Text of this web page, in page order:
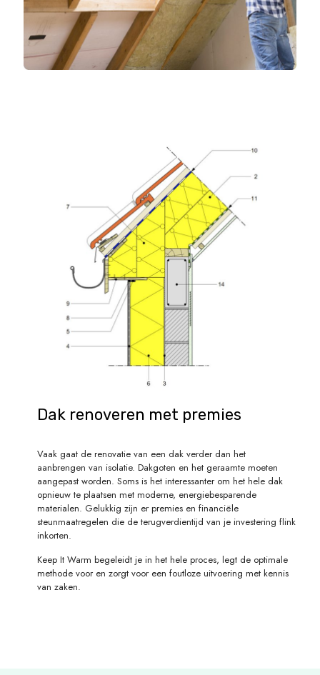
Dak renoveren met premies
Vaak gaat de renovatie van een dak verder dan het
aanbrengen van isolatie. Dakgoten en het geraamte moeten
aangepast worden. Soms is het interessanter om het hele dak
opnieuw te plaatsen met moderne, energiebesparende
materialen. Gelukkig zijn er premies en financiële
steunmaatregelen die de terugverdientijd van je investering flink
inkorten.
Keep It Warm begeleidt je in het hele proces, legt de optimale
methode voor en zorgt voor een foutloze uitvoering met kennis
van zaken.